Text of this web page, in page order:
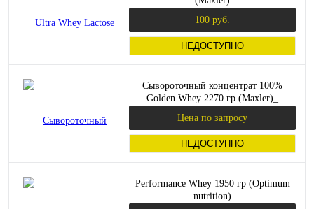
100 руб.
НЕДОСТУПНО
Сывороточный концентрат 100%
Golden Whey 2270 гр (Maxler)_
Цена по запросу
НЕДОСТУПНО
Performance Whey 1950 гр (Optimum
nutrition)